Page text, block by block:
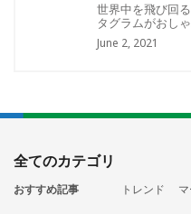
世界中を飛び回
タグラムがおしゃ
June 2, 2021
全てのカテゴリ
おすすめ記事 トレンド